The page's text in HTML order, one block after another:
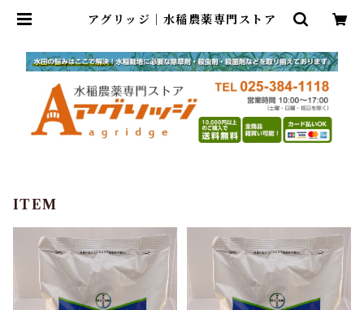
アグリッジ｜水稲農薬専門ストア
ITEM